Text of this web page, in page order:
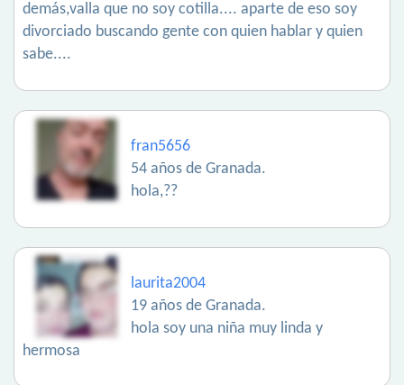
demás,valla que no soy cotilla.... aparte de eso soy
divorciado buscando gente con quien hablar y quien
sabe....
fran5656
54 años de Granada.
hola,??
laurita2004
19 años de Granada.
hola soy una niña muy linda y
hermosa